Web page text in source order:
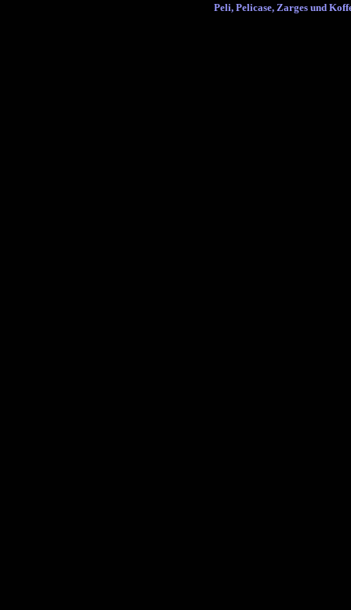
Peli, Pelicase, Zarges und